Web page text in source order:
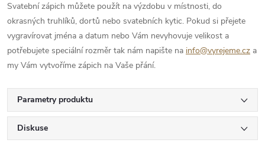
Svatební zápich můžete použít na výzdobu v místnosti, do
okrasných truhlíků, dortů nebo svatebních kytic. Pokud si přejete
vygravírovat jména a datum nebo Vám nevyhovuje velikost a
potřebujete speciální rozměr tak nám napište na info@vyrejeme.cz a
my Vám vytvoříme zápich na Vaše přání.
Parametry produktu
Diskuse